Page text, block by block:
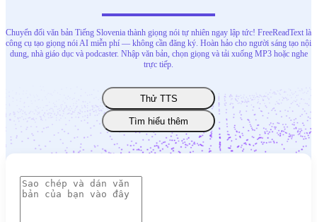
Tiếng Việt
Chuyển đổi văn bản Tiếng Slovenia thành giọng nói tự nhiên ngay lập tức! FreeReadText là
công cụ tạo giọng nói AI miễn phí — không cần đăng ký. Hoàn hảo cho người sáng tạo nội
dung, nhà giáo dục và podcaster. Nhập văn bản, chọn giọng và tải xuống MP3 hoặc nghe
trực tiếp.
Thử TTS
Tìm hiểu thêm